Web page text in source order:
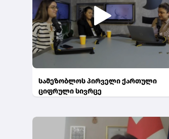
სამეზობლოს პირველი ქართული
ციფრული სივრცე